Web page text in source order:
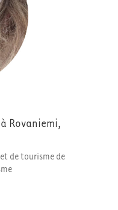
Rovaniemi,
de tourisme de